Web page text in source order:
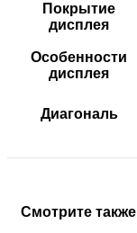
Покрытие
дисплея
Особенности
дисплея
Диагональ
Смотрите также